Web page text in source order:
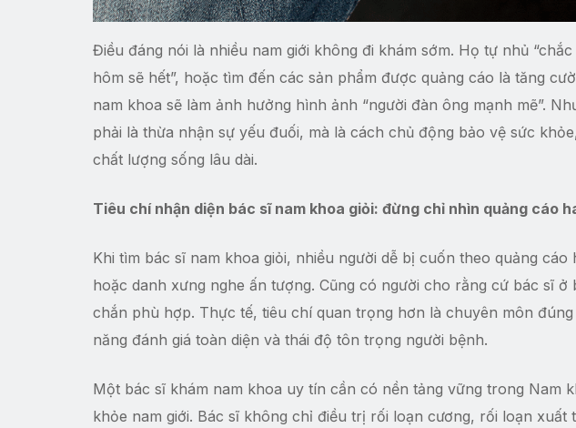
Điều đáng nói là nhiều nam giới không đi khám sớm. Họ tự nhủ “chắc
hôm sẽ hết”, hoặc tìm đến các sản phẩm được quảng cáo là tăng
nam khoa sẽ làm ảnh hưởng hình ảnh “người đàn ông mạnh mẽ”.
phải là thừa nhận sự yếu đuối, mà là cách chủ động bảo vệ sức
chất lượng sống lâu dài.
Tiêu chí nhận diện bác sĩ nam khoa giỏi: đừng chỉ nhìn quảng cáo
Khi tìm bác sĩ nam khoa giỏi, nhiều người dễ bị cuốn theo quảng
hoặc danh xưng nghe ấn tượng. Cũng có người cho rằng cứ bác sĩ
chắn phù hợp. Thực tế, tiêu chí quan trọng hơn là chuyên môn
năng đánh giá toàn diện và thái độ tôn trọng người bệnh.
Một bác sĩ khám nam khoa uy tín cần có nền tảng vững trong Nam
khỏe nam giới. Bác sĩ không chỉ điều trị rối loạn cương, rối loạn xuất